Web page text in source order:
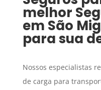
melhor
em São
para sua
Nossos especialistas
de carga para